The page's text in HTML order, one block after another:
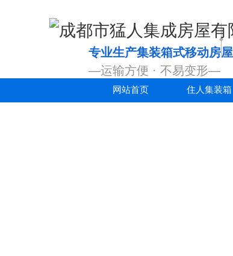
专业生产集装箱式移动房屋
—运输方便 · 不易变形—
网站首页 住人集装箱